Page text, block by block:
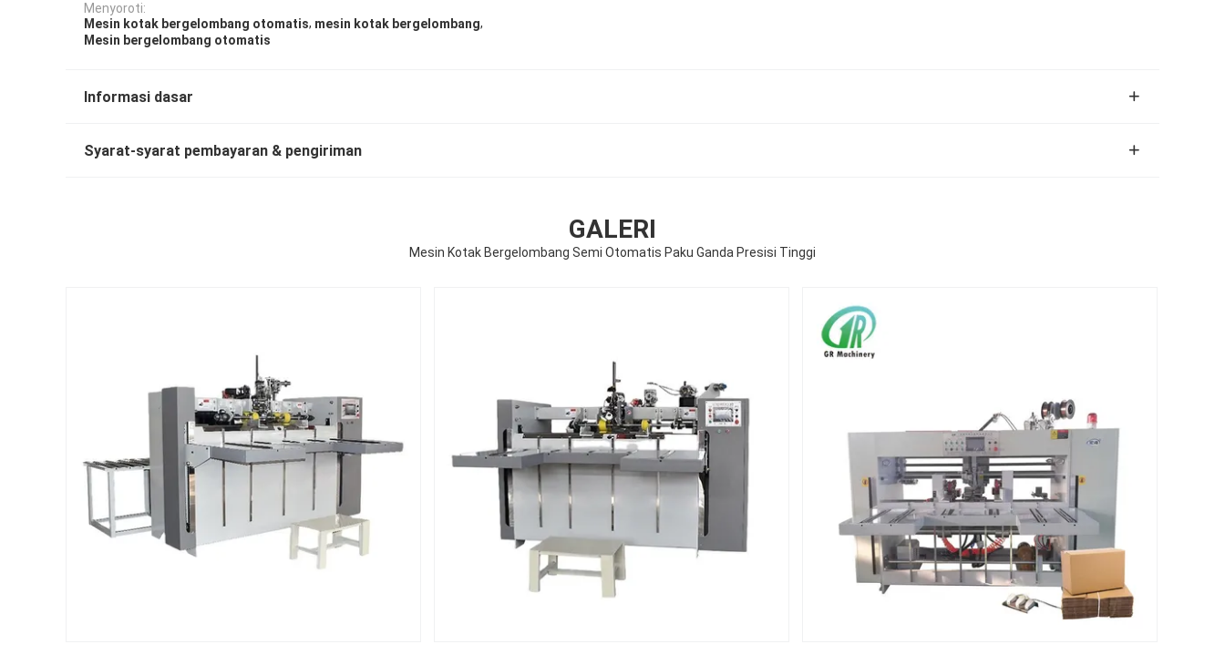
Menyoroti:
Mesin kotak bergelombang otomatis, mesin kotak bergelombang,
Mesin bergelombang otomatis
Informasi dasar
Syarat-syarat pembayaran & pengiriman
GALERI
Mesin Kotak Bergelombang Semi Otomatis Paku Ganda Presisi Tinggi